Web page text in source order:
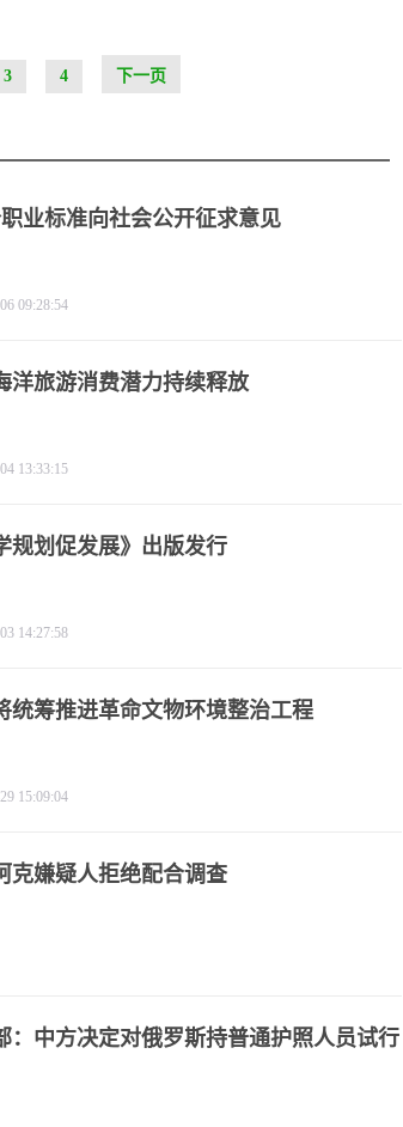
3 4 下一页
职业标准向社会公开征求意见
09:28:54
洋旅游消费潜力持续释放
13:33:15
规划促发展》出版发行
14:27:58
统筹推进革命文物环境整治工程
15:09:04
克嫌疑人拒绝配合调查
：中方决定对俄罗斯持普通护照人员试行